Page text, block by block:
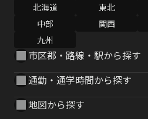
北海道 東北
中部
関西
九州
市区郡・路線・駅から探す
通勤・通学時間から探す
地図から探す